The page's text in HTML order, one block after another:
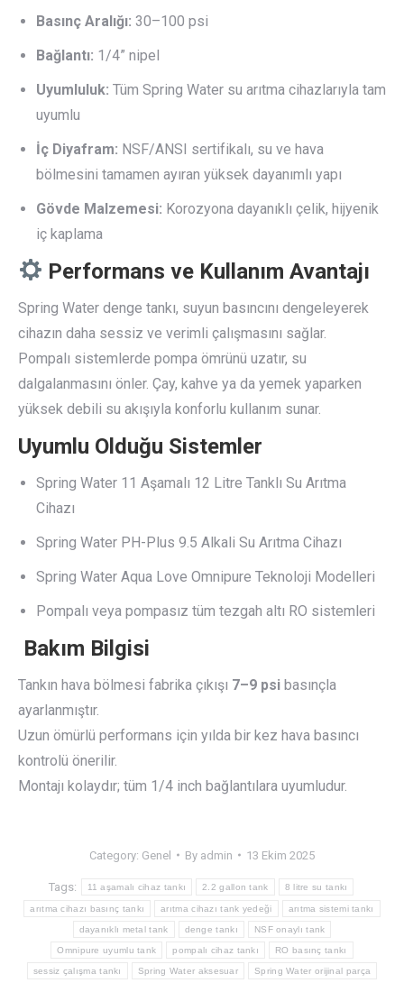
Basınç Aralığı: 30–100 psi
Bağlantı: 1/4” nipel
Uyumluluk: Tüm Spring Water su arıtma cihazlarıyla tam
uyumlu
İç Diyafram: NSF/ANSI sertifikalı, su ve hava
bölmesini tamamen ayıran yüksek dayanımlı yapı
Gövde Malzemesi: Korozyona dayanıklı çelik, hijyenik
iç kaplama
Performans ve Kullanım Avantajı
Spring Water denge tankı, suyun basıncını dengeleyerek
cihazın daha sessiz ve verimli çalışmasını sağlar.
Pompalı sistemlerde pompa ömrünü uzatır, su
dalgalanmasını önler. Çay, kahve ya da yemek yaparken
yüksek debili su akışıyla konforlu kullanım sunar.
Uyumlu Olduğu Sistemler
Spring Water 11 Aşamalı 12 Litre Tanklı Su Arıtma
Cihazı
Spring Water PH-Plus 9.5 Alkali Su Arıtma Cihazı
Spring Water Aqua Love Omnipure Teknoloji Modelleri
Pompalı veya pompasız tüm tezgah altı RO sistemleri
Bakım Bilgisi
Tankın hava bölmesi fabrika çıkışı 7–9 psi basınçla
ayarlanmıştır.
Uzun ömürlü performans için yılda bir kez hava basıncı
kontrolü önerilir.
Montajı kolaydır; tüm 1/4 inch bağlantılara uyumludur.
Category: Genel By admin 13 Ekim 2025
Tags: 11 aşamalı cihaz tankı 2.2 gallon tank 8 litre su tankı
arıtma cihazı basınç tankı arıtma cihazı tank yedeği arıtma sistemi tankı
dayanıklı metal tank denge tankı NSF onaylı tank
Omnipure uyumlu tank pompalı cihaz tankı RO basınç tankı
sessiz çalışma tankı Spring Water aksesuar Spring Water orijinal parça